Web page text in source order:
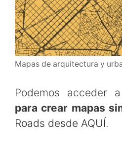
Mapas de arquitectura y
Podemos acceder
para crear mapas
Roads desde AQUÍ.